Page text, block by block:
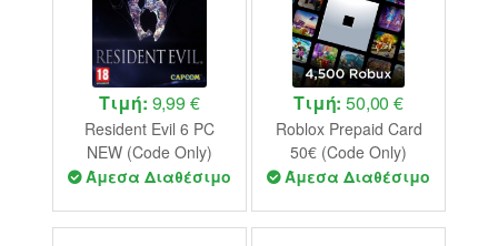
Τιμή: 9,99 €
Resident Evil 6 PC
NEW (Code Only)
Άμεσα Διαθέσιμο
Τιμή:50,00 €
Roblox Prepaid Card
50€ (Code Only)
Άμεσα Διαθέσιμο